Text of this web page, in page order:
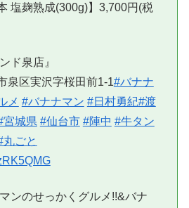
塩麹熟成(300g)】3,700円(税
ド泉店』
泉区実沢字桜田前1-1#バナナ
メ #バナナマン #日村勇紀#渡
宮城県 #仙台市 #陣中 #牛タン
丸ごと
ンのせっかくグルメ!!&バナ